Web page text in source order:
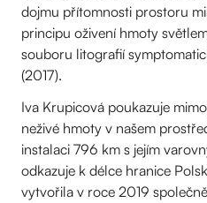
dojmu přítomnosti prostoru
principu oživení hmoty
souboru litografií
(2017).
Iva Krupicová poukazuje
neživé hmoty v našem
instalaci 796 km s jejím
odkazuje k délce hranice
vytvořila v roce 2019